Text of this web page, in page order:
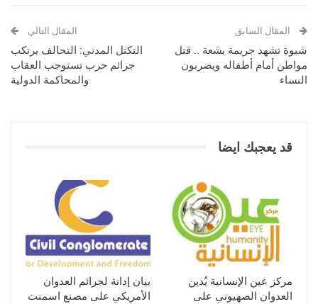
المقال السابق
شبوة تشهد جريمة بشعة .. قتل
مواطن أمام أطفاله ويضربون
النساء
المقال التالي
التكتل المدني: التحالف يرتكب
جرائم حرب تستوجب العقاب
والمحاكمة الدولية
قد يعجبك ايضا
مركز عين الإنسانية يُدين
العدوان الصهيوني على
بيان إدانة لجرائم العدوان
الأمريكي على مصنع اسمنت